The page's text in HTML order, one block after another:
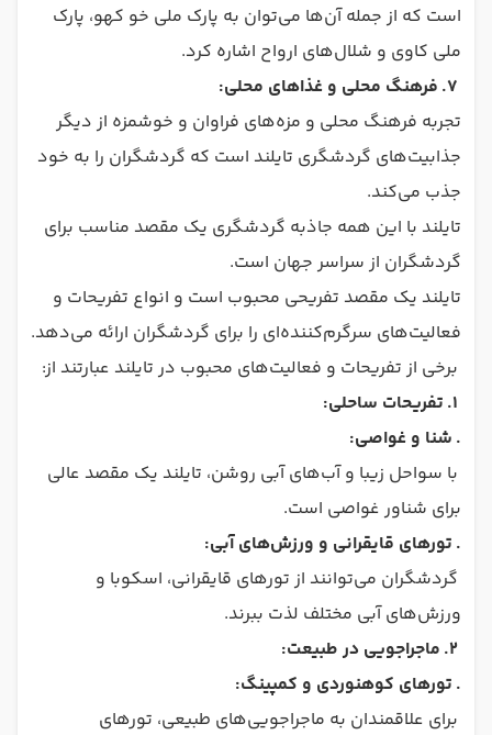
است که از جمله آن‌ها می‌توان به پارک ملی خو کهو، پارک
ملی کاوی و شلال‌های ارواح اشاره کرد.
فرهنگ محلی و غذاهای محلی:
تجربه فرهنگ محلی و مزه‌های فراوان و خوشمزه از دیگر
جذابیت‌های گردشگری تایلند است که گردشگران را به خود
جذب می‌کند.
تایلند با این همه جاذبه گردشگری یک مقصد مناسب برای
گردشگران از سراسر جهان است.
تایلند یک مقصد تفریحی محبوب است و انواع تفریحات و
فعالیت‌های سرگرم‌کننده‌ای را برای گردشگران ارائه می‌دهد.
برخی از تفریحات و فعالیت‌های محبوب در تایلند عبارتند از:
تفریحات ساحلی:
. شنا و غواصی:
با سواحل زیبا و آب‌های آبی روشن، تایلند یک مقصد عالی
برای شناور غواصی است.
. تورهای قایقرانی و ورزش‌های آبی:
گردشگران می‌توانند از تورهای قایقرانی، اسکوبا و
ورزش‌های آبی مختلف لذت ببرند.
ماجراجویی در طبیعت:
. تورهای کوهنوردی و کمپینگ:
برای علاقمندان به ماجراجویی‌های طبیعی، تورهای